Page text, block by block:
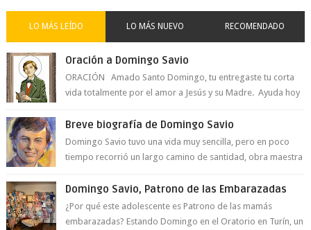
LO MÁS LEÍDO LO MÁS NUEVO RECOMENDADO
Oración a Domingo Savio
ORACIÓN Amado Santo Domingo, tu entregaste tu corta
vida totalmente por el amor a Jesús y su Madre. Ayuda hoy
Breve biografía de Domingo Savio
Domingo Savio tuvo una vida muy sencilla, pero en poco
tiempo recorrió un largo camino de santidad, obra maestra
Domingo Savio, Patrono de las Embarazadas
¿Por qué este adolescente es Patrono de las mamás
embarazadas? Estando Domingo en el Oratorio en Turín, un